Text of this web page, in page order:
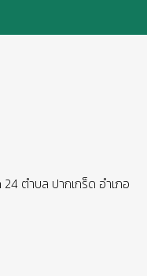
ตำบล ปากเกร็ด อำเภอ